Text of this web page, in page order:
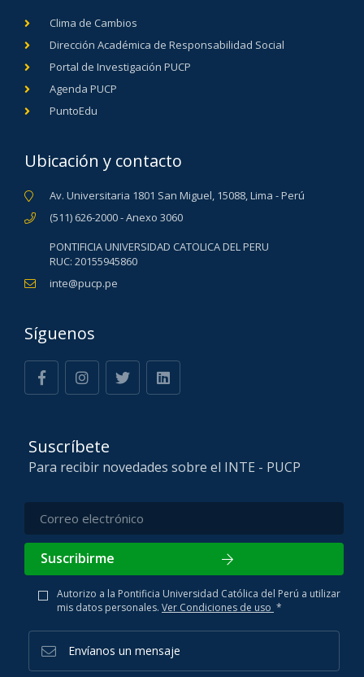
Clima de Cambios
Dirección Académica de Responsabilidad Social
Portal de Investigación PUCP
Agenda PUCP
PuntoEdu
Ubicación y contacto
Av. Universitaria 1801 San Miguel, 15088, Lima - Perú
(511) 626-2000 - Anexo 3060
PONTIFICIA UNIVERSIDAD CATOLICA DEL PERU
RUC: 20155945860
inte@pucp.pe
Síguenos
Suscríbete
Para recibir novedades sobre el INTE - PUCP
Suscribirme
Autorizo a la Pontificia Universidad Católica del Perú a utilizar
mis datos personales. Ver Condiciones de uso *
Envíanos un mensaje